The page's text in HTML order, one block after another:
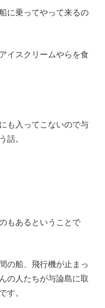
に乗ってやって来るの
イスクリームやらを食
も入ってこないので与
話。
もあるということで
の船、飛行機が止まっ
の人たちが与論島に取
す。